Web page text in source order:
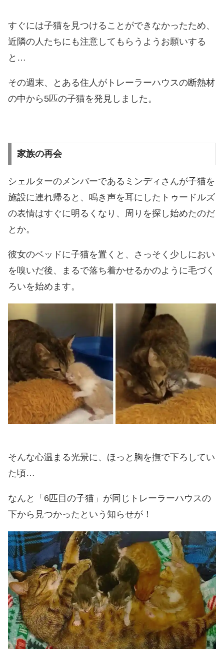
すぐには子猫を見つけることができなかったため、
近隣の人たちにも注意してもらうようお願いする
と…
その週末、とある住人がトレーラーハウスの断熱材
の中から5匹の子猫を発見しました。
家族の再会
シェルターのメンバーであるミンディさんが子猫を
施設に連れ帰ると、鳴き声を耳にしたトゥードルズ
の表情はすぐに明るくなり、周りを探し始めたのだ
とか。
彼女のベッドに子猫を置くと、さっそく少しにおい
を嗅いだ後、まるで落ち着かせるかのように毛づく
ろいを始めます。
そんな心温まる光景に、ほっと胸を撫で下ろしてい
た頃…
なんと「6匹目の子猫」が同じトレーラーハウスの
下から見つかったという知らせが！